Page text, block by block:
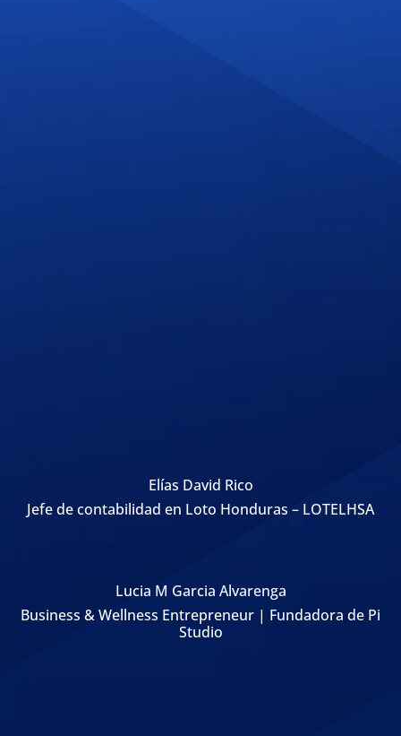
Elías David Rico
Jefe de contabilidad en Loto Honduras – LOTELHSA
Lucia M Garcia Alvarenga
Business & Wellness Entrepreneur | Fundadora de Pi
Studio